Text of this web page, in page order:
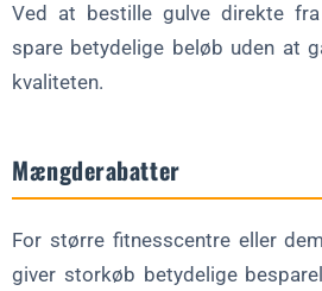
Ved at bestille gulve direkte
spare betydelige beløb uden at
kvaliteten.
Mængderabatter
For større fitnesscentre eller
giver storkøb betydelige